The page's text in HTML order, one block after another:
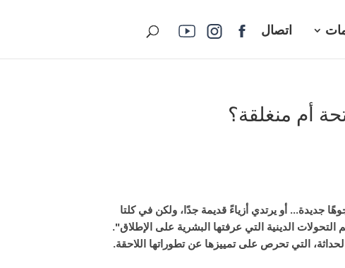
اتصال
أم منغلقة؟
جديدة... أو يرتدي أزياءً قديمة جدًا، ولكن في كلتا
الدينية التي عرفتها البشرية على الإطلاق".
التي تحرص على تمييزها عن تطوراتها اللاحقة.